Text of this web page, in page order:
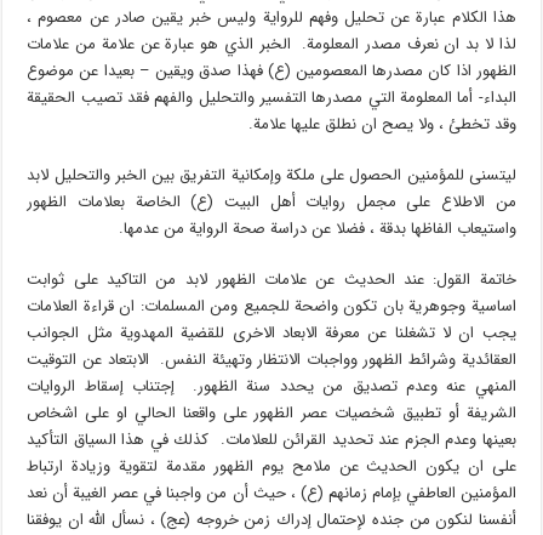
هذا الكلام عبارة عن تحليل وفهم للرواية وليس خبر يقين صادر عن معصوم ،
لذا لا بد ان نعرف مصدر المعلومة. الخبر الذي هو عبارة عن علامة من علامات
الظهور اذا كان مصدرها المعصومين (ع) فهذا صدق ويقين – بعيدا عن موضوع
البداء- أما المعلومة التي مصدرها التفسير والتحليل والفهم فقد تصيب الحقيقة
وقد تخطئ ، ولا يصح ان نطلق عليها علامة.
ليتسنى للمؤمنين الحصول على ملكة وإمكانية التفريق بين الخبر والتحليل لابد
من الاطلاع على مجمل روايات أهل البيت (ع) الخاصة بعلامات الظهور
واستيعاب الفاظها بدقة ، فضلا عن دراسة صحة الرواية من عدمها.
خاتمة القول: عند الحديث عن علامات الظهور لابد من التاكيد على ثوابت
اساسية وجوهرية بان تكون واضحة للجميع ومن المسلمات: ان قراءة العلامات
يجب ان لا تشغلنا عن معرفة الابعاد الاخرى للقضية المهدوية مثل الجوانب
العقائدية وشرائط الظهور وواجبات الانتظار وتهيئة النفس. الابتعاد عن التوقيت
المنهي عنه وعدم تصديق من يحدد سنة الظهور. إجتناب إسقاط الروايات
الشريفة أو تطبيق شخصيات عصر الظهور على واقعنا الحالي او على اشخاص
بعينها وعدم الجزم عند تحديد القرائن للعلامات. كذلك في هذا السياق التأكيد
على ان يكون الحديث عن ملامح يوم الظهور مقدمة لتقوية وزيادة ارتباط
المؤمنين العاطفي بإمام زمانهم (ع) ، حيث أن من واجبنا في عصر الغيبة أن نعد
أنفسنا لنكون من جنده لإحتمال إدراك زمن خروجه (عج) ، نسأل الله ان يوفقنا